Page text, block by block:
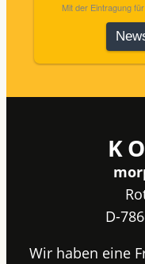
D-
Wir haben eine